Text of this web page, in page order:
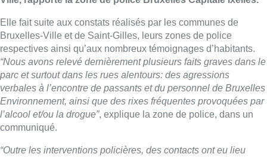
Elle fait suite aux constats réalisés par les communes de
Bruxelles-Ville et de Saint-Gilles, leurs zones de police
respectives ainsi qu’aux nombreux témoignages d’habitants.
“Nous avons relevé dernièrement plusieurs faits graves dans le
parc et surtout dans les rues alentours: des agressions
verbales à l’encontre de passants et du personnel de Bruxelles
Environnement, ainsi que des rixes fréquentes provoquées par
l’alcool et/ou la drogue”, explique la zone de police, dans un
communiqué.
“Outre les interventions policières, des contacts ont eu lieu